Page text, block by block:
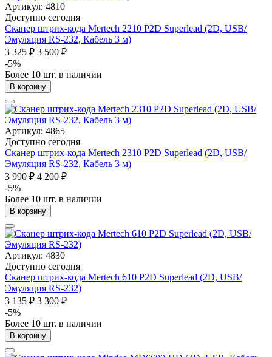
Артикул: 4810
Доступно сегодня
Сканер штрих-кода Mertech 2210 P2D Superlead (2D, USB/
Эмуляция RS-232, Кабель 3 м)
3 325 ₽ 3 500 ₽
-5%
Более 10 шт. в наличии
В корзину
Артикул: 4865
Доступно сегодня
Сканер штрих-кода Mertech 2310 P2D Superlead (2D, USB/
Эмуляция RS-232, Кабель 3 м)
3 990 ₽ 4 200 ₽
-5%
Более 10 шт. в наличии
В корзину
Артикул: 4830
Доступно сегодня
Сканер штрих-кода Mertech 610 P2D Superlead (2D, USB/
Эмуляция RS-232)
3 135 ₽ 3 300 ₽
-5%
Более 10 шт. в наличии
В корзину